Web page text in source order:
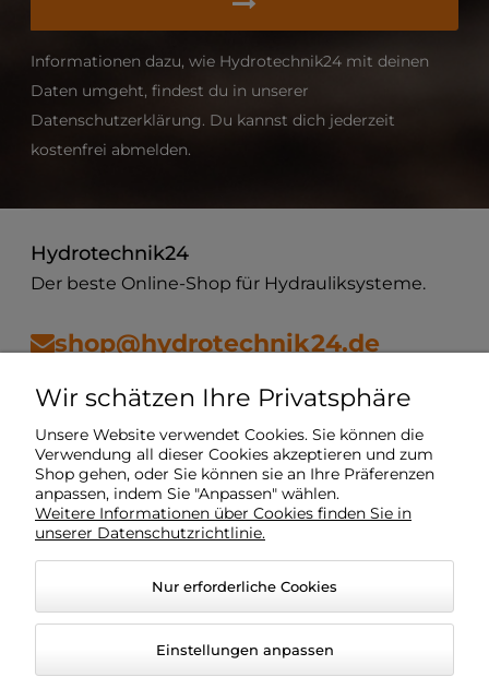
Informationen dazu, wie Hydrotechnik24 mit deinen
Daten umgeht, findest du in unserer
Datenschutzerklärung. Du kannst dich jederzeit
kostenfrei abmelden.
Hydrotechnik24
Der beste Online-Shop für Hydrauliksysteme.
shop@hydrotechnik24.de
Vorschriften
Mein Konto
O Unternehmen
Wir schätzen Ihre Privatsphäre
Unsere Website verwendet Cookies. Sie können die
Verwendung all dieser Cookies akzeptieren und zum
Shop gehen, oder Sie können sie an Ihre Präferenzen
anpassen, indem Sie "Anpassen" wählen.
Weitere Informationen über Cookies finden Sie in
unserer Datenschutzrichtlinie.
Nur erforderliche Cookies
Einstellungen anpassen